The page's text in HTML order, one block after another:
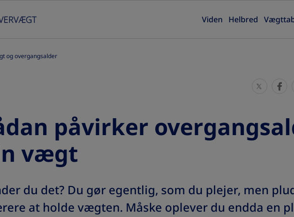
Viden
Helbred
og overgangsalder
S
a
r
i
s
S
a
r
i
s
påvirker
vægt
du det? Du gør egentlig, som du plejer, men
at holde vægten. Måske oplever du endda en